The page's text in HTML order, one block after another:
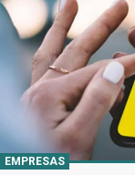
EMPRESAS